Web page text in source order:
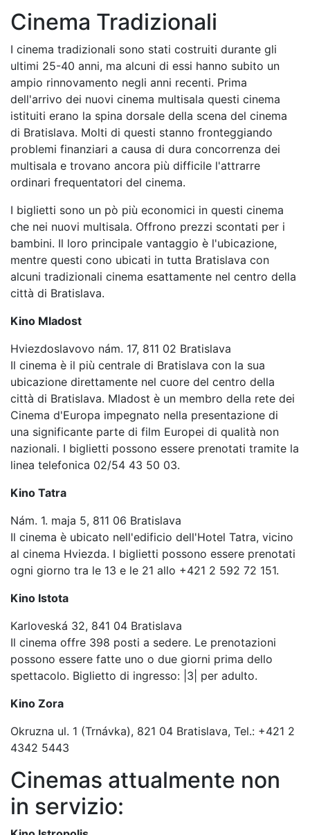
Cinema Tradizionali
I cinema tradizionali sono stati costruiti durante gli
ultimi 25-40 anni, ma alcuni di essi hanno subito un
ampio rinnovamento negli anni recenti. Prima
dell'arrivo dei nuovi cinema multisala questi cinema
istituiti erano la spina dorsale della scena del cinema
di Bratislava. Molti di questi stanno fronteggiando
problemi finanziari a causa di dura concorrenza dei
multisala e trovano ancora più difficile l'attrarre
ordinari frequentatori del cinema.
I biglietti sono un pò più economici in questi cinema
che nei nuovi multisala. Offrono prezzi scontati per i
bambini. Il loro principale vantaggio è l'ubicazione,
mentre questi cono ubicati in tutta Bratislava con
alcuni tradizionali cinema esattamente nel centro della
città di Bratislava.
Kino Mladost
Hviezdoslavovo nám. 17, 811 02 Bratislava
Il cinema è il più centrale di Bratislava con la sua
ubicazione direttamente nel cuore del centro della
città di Bratislava. Mladost è un membro della rete dei
Cinema d'Europa impegnato nella presentazione di
una significante parte di film Europei di qualità non
nazionali. I biglietti possono essere prenotati tramite la
linea telefonica 02/54 43 50 03.
Kino Tatra
Nám. 1. maja 5, 811 06 Bratislava
Il cinema è ubicato nell'edificio dell'Hotel Tatra, vicino
al cinema Hviezda. I biglietti possono essere prenotati
ogni giorno tra le 13 e le 21 allo +421 2 592 72 151.
Kino Istota
Karloveská 32, 841 04 Bratislava
Il cinema offre 398 posti a sedere. Le prenotazioni
possono essere fatte uno o due giorni prima dello
spettacolo. Biglietto di ingresso: |3| per adulto.
Kino Zora
Okruzna ul. 1 (Trnávka), 821 04 Bratislava, Tel.: +421 2
4342 5443
Cinemas attualmente non
in servizio: